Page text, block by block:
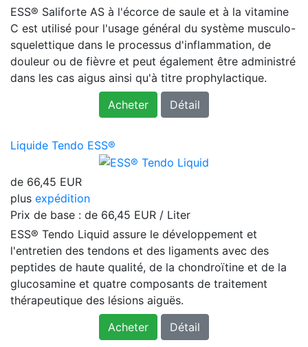
ESS® Saliforte AS à l'écorce de saule et à la vitamine
C est utilisé pour l'usage général du système musculo-
squelettique dans le processus d'inflammation, de
douleur ou de fièvre et peut également être administré
dans les cas aigus ainsi qu'à titre prophylactique.
Acheter
Détail
Liquide Tendo ESS®
de 66,45 EUR
plus expédition
Prix ​​de base : de 66,45 EUR / Liter
ESS® Tendo Liquid assure le développement et
l'entretien des tendons et des ligaments avec des
peptides de haute qualité, de la chondroïtine et de la
glucosamine et quatre composants de traitement
thérapeutique des lésions aiguës.
Acheter
Détail